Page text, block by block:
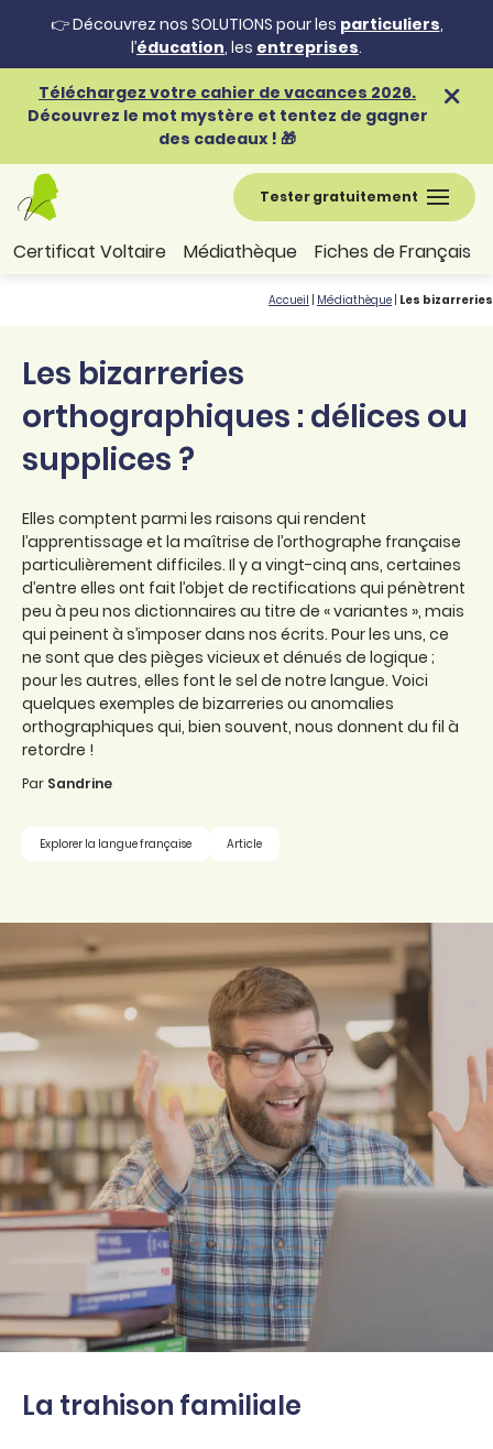
👉 Découvrez nos SOLUTIONS pour les particuliers,
l’éducation, les entreprises.
Téléchargez votre cahier de vacances 2026.
Découvrez le mot mystère et tentez de gagner
des cadeaux ! 🎁
Tester gratuitement
Certificat Voltaire Médiathèque Fiches de Français
Accueil Médiathèque Les
Les bizarreries
orthographiques : délices ou
supplices ?
Elles comptent parmi les raisons qui rendent
l’apprentissage et la maîtrise de l’orthographe française
particulièrement difficiles. Il y a vingt-cinq ans, certaines
d’entre elles ont fait l’objet de rectifications qui pénètrent
peu à peu nos dictionnaires au titre de « variantes », mais
qui peinent à s’imposer dans nos écrits. Pour les uns, ce
ne sont que des pièges vicieux et dénués de logique ;
pour les autres, elles font le sel de notre langue. Voici
quelques exemples de bizarreries ou anomalies
orthographiques qui, bien souvent, nous donnent du fil à
retordre !
Par Sandrine
Explorer la langue française Article
La trahison familiale